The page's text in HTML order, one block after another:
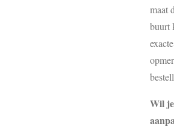
maat
buurt
Wil